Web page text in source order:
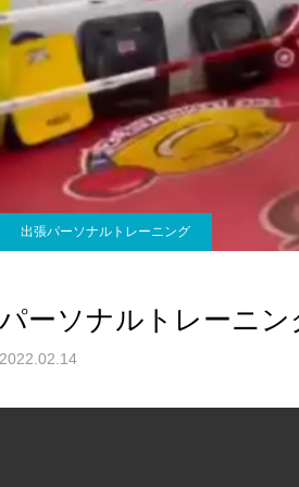
出張パーソナルトレーニング
パーソナルトレーニン
2022.02.14